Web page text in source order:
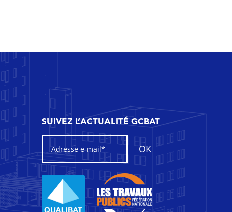
SUIVEZ L’ACTUALITÉ GCBAT
OK